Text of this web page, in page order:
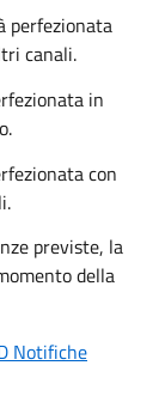
perfezionata
canali.
in
con
previste, la
della
Notifiche